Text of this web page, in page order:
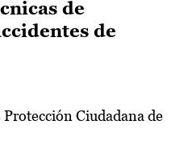
de
de
Ciudadana de